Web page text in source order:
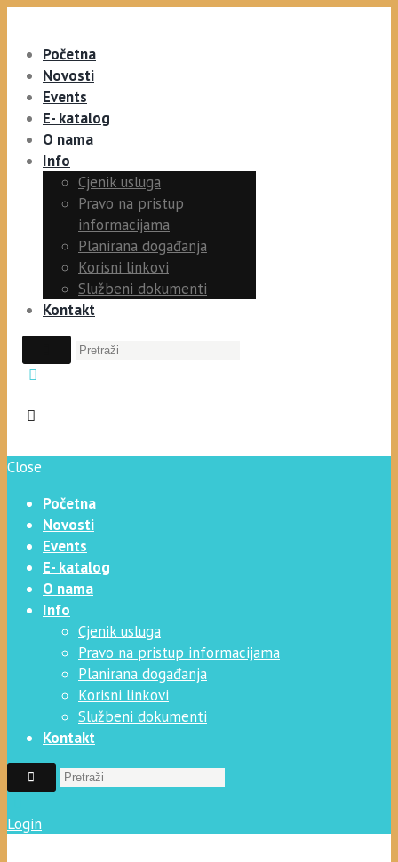
Početna
Novosti
Events
E- katalog
O nama
Info
Cjenik usluga
Pravo na pristup
informacijama
Planirana događanja
Korisni linkovi
Službeni dokumenti
Kontakt
Close
Početna
Novosti
Events
E- katalog
O nama
Info
Cjenik usluga
Pravo na pristup informacijama
Planirana događanja
Korisni linkovi
Službeni dokumenti
Kontakt
Login